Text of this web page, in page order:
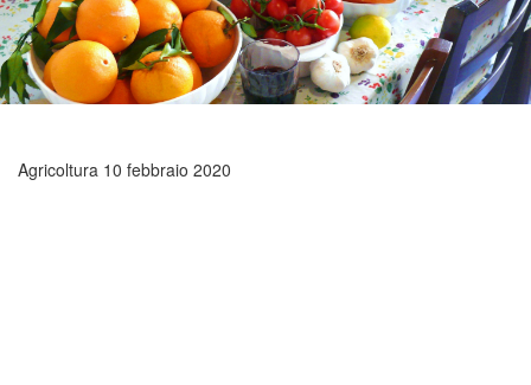
Agricoltura 10 febbraio 2020